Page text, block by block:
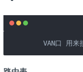
VAN口 用来